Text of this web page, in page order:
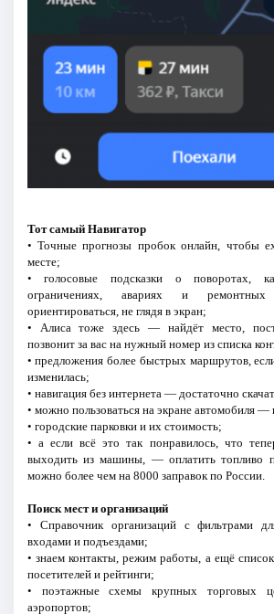
Тот самый Навигатор
• Точные прогнозы пробок онлайн, чтобы
месте;
• голосовые подсказки о поворотах,
ограничениях, авариях и
ориентироваться, не глядя в экран;
• Алиса тоже здесь — найдёт место,
позвонит за вас на нужный номер из списка
• предложения более быстрых маршрутов,
изменилась;
• навигация без интернета — достаточно
• можно пользоваться на экране автомобиля
• городские парковки и их стоимость;
• а если всё это так понравилось, что
выходить из машины, — оплатить топливо
можно более чем на 8000 заправок по России.
Поиск мест и организаций
• Справочник организаций с фильтрами
входами и подъездами;
• знаем контакты, режим работы, а ещё
посетителей и рейтинги;
• поэтажные схемы крупных торговых
аэропортов;